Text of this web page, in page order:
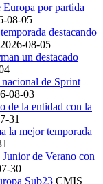
por partida
08-05
destacando
2026-08-05
un destacado
de Sprint
08-03
de la entidad con la
31
la mejor temporada
de Verano con
30
Sub23 CMIS